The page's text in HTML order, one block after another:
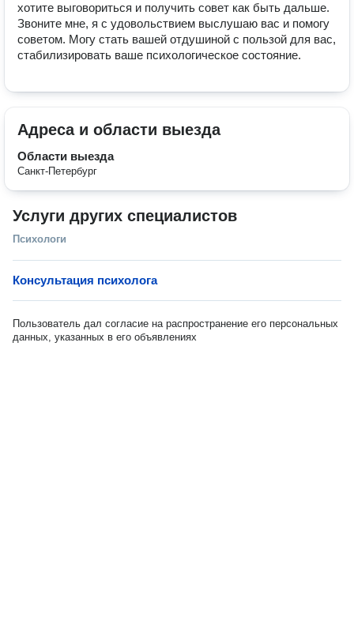
хотите выговориться и получить совет как быть дальше.
Звоните мне, я с удовольствием выслушаю вас и помогу
советом. Могу стать вашей отдушиной с пользой для вас,
стабилизировать ваше психологическое состояние.
Адреса и области выезда
Области выезда
Санкт-Петербург
Услуги других специалистов
Психологи
Консультация психолога
Пользователь дал согласие на распространение его персональных
данных, указанных в его объявлениях